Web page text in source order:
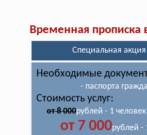
Временная прописка
Специальная акция
Необходимые
- паспорта
Стоимость услуг:
от 8 000рублей - 1 человек
от 7 000рублей -